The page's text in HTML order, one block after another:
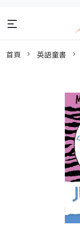
首頁 英語童書